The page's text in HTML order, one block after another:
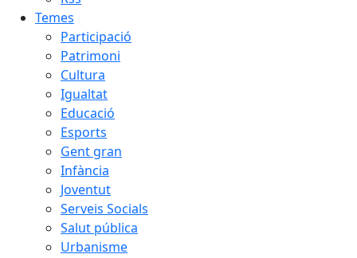
Temes
Participació
Patrimoni
Cultura
Igualtat
Educació
Esports
Gent gran
Infància
Joventut
Serveis Socials
Salut pública
Urbanisme